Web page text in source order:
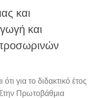
και
και
για το διδακτικό έτος
Πρωτοβάθμια